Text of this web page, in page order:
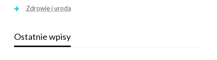
Zdrowie i uroda
Ostatnie wpisy